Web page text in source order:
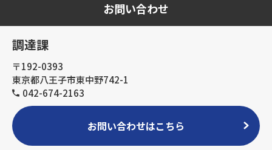
お問い合わせ
調達課
〒192-0393
東京都八王子市東中野742-1
042-674-2163
お問い合わせはこちら